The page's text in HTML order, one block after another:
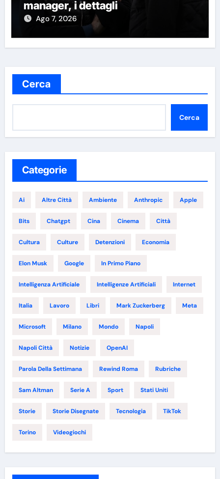
manager, i dettagli
Ago 7, 2026
Cerca
Cerca
Categorie
Ai Altre Città Ambiente Anthropic Apple
Bits Chatgpt Cina Cinema Città
Cultura Culture Detenzioni Economia
Elon Musk Google In Primo Piano
Intelligenza Artificiale Intelligenze Artificiali Internet
Italia Lavoro Libri Mark Zuckerberg Meta
Microsoft Milano Mondo Napoli
Napoli Città Notizie OpenAI
Parola Della Settimana Rewind Roma Rubriche
Sam Altman Serie A Sport Stati Uniti
Storie Storie Disegnate Tecnologia TikTok
Torino Videogiochi